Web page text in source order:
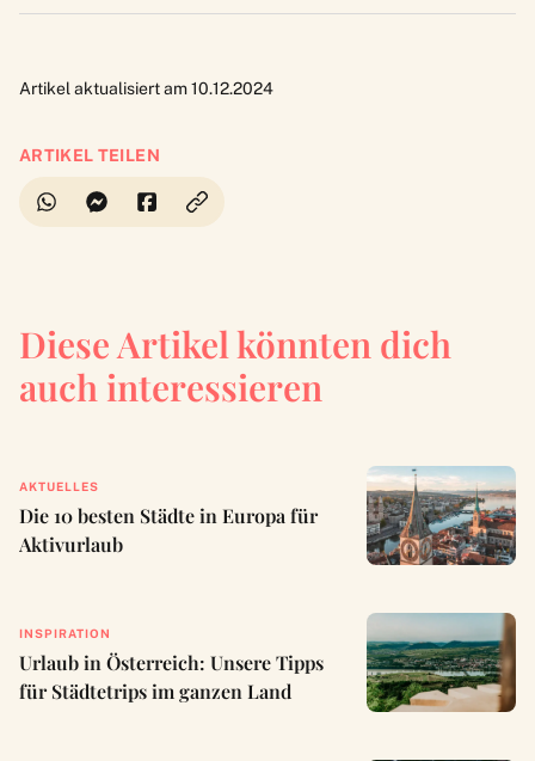
Artikel aktualisiert am 10.12.2024
ARTIKEL TEILEN
Diese Artikel könnten dich
auch interessieren
AKTUELLES
Die 10 besten Städte in Europa für
Aktivurlaub
INSPIRATION
Urlaub in Österreich: Unsere Tipps
für Städtetrips im ganzen Land